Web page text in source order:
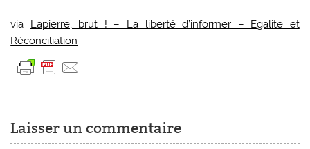
via Lapierre, brut ! – La liberté d’informer – Egalite et
Réconciliation
Laisser un commentaire